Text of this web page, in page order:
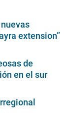
extension”
de
en el sur